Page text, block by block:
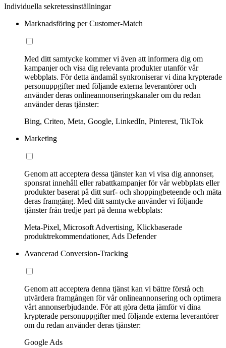
Individuella sekretessinställningar
Marknadsföring per Customer-Match
Med ditt samtycke kommer vi även att informera dig om
kampanjer och visa dig relevanta produkter utanför vår
webbplats. För detta ändamål synkroniserar vi dina krypterade
personuppgifter med följande externa leverantörer och
använder deras onlineannonseringskanaler om du redan
använder deras tjänster:
Bing, Criteo, Meta, Google, LinkedIn, Pinterest, TikTok
Marketing
Genom att acceptera dessa tjänster kan vi visa dig annonser,
sponsrat innehåll eller rabattkampanjer för vår webbplats eller
produkter baserat på ditt surf- och shoppingbeteende och mäta
deras framgång. Med ditt samtycke använder vi följande
tjänster från tredje part på denna webbplats:
Meta-Pixel, Microsoft Advertising, Klickbaserade
produktrekommendationer, Ads Defender
Avancerad Conversion-Tracking
Genom att acceptera denna tjänst kan vi bättre förstå och
utvärdera framgången för vår onlineannonsering och optimera
vårt annonserbjudande. För att göra detta jämför vi dina
krypterade personuppgifter med följande externa leverantörer
om du redan använder deras tjänster:
Google Ads